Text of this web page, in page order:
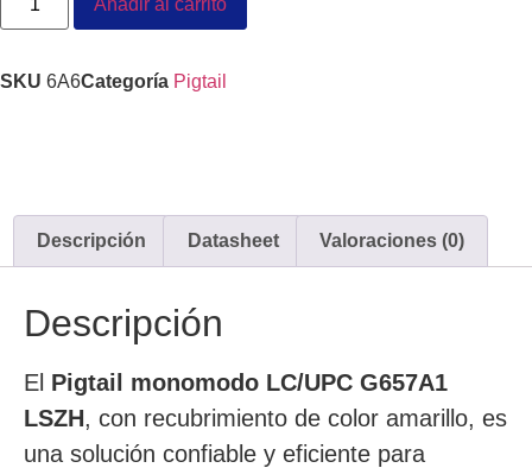
Añadir al carrito
SKU 6A6Categoría Pigtail
Descripción Datasheet Valoraciones (0)
Descripción
El Pigtail monomodo LC/UPC G657A1
LSZH, con recubrimiento de color amarillo, es
una solución confiable y eficiente para